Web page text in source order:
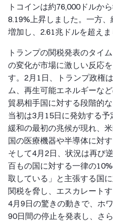
トコインは約76,000ドルか
8.19%上昇しました。一方
増加し、2.61兆ドルを超えま
トランプの関税発表のタイ
の変化が市場に激しい反応
す。2月1日、トランプ政権
ム、再生可能エネルギーな
貿易相手国に対する段階的
当初は3月15日に発効する
緩和の最初の兆候が現れ、
国の医療機器や半導体に対
そして4月2日、状況は再び
百もの国に対する一律の
取している」と主張する国
関税を脅し、エスカレート
4月9日の驚きの動きで、ホ
90日間の停止を発表し、さ